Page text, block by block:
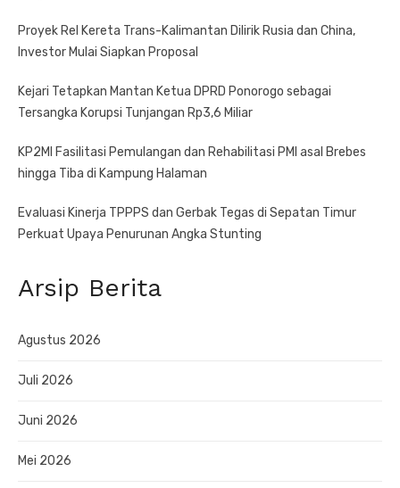
Proyek Rel Kereta Trans-Kalimantan Dilirik Rusia dan China,
Investor Mulai Siapkan Proposal
Kejari Tetapkan Mantan Ketua DPRD Ponorogo sebagai
Tersangka Korupsi Tunjangan Rp3,6 Miliar
KP2MI Fasilitasi Pemulangan dan Rehabilitasi PMI asal Brebes
hingga Tiba di Kampung Halaman
Evaluasi Kinerja TPPPS dan Gerbak Tegas di Sepatan Timur
Perkuat Upaya Penurunan Angka Stunting
Arsip Berita
Agustus 2026
Juli 2026
Juni 2026
Mei 2026